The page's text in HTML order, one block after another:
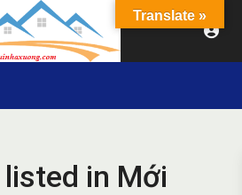
in Mới
Translate »